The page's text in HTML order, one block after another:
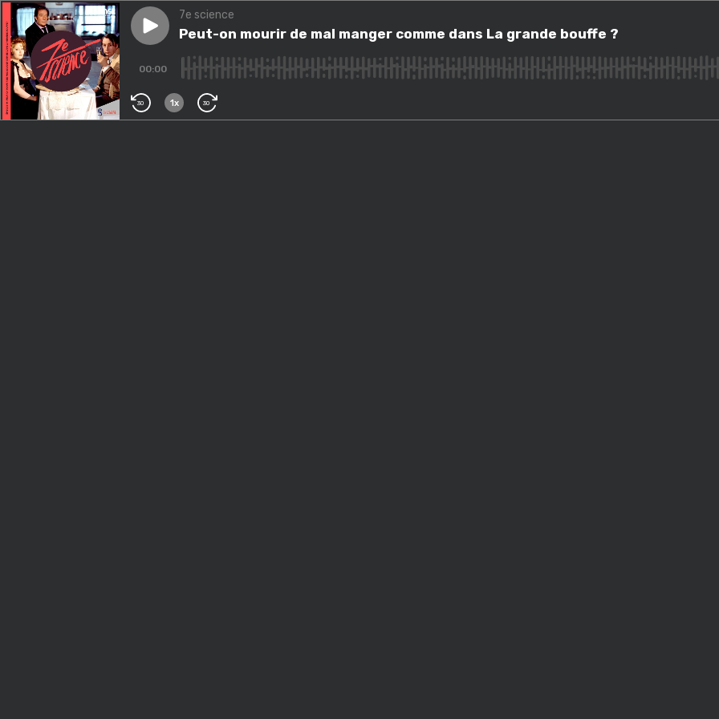
Play episodePeut-on mourir de mal manger comme dans La grande bouffe ?
7e science
Peut-on mourir de mal manger comme dans La grande bouffe ?
00:00
30 1x 30